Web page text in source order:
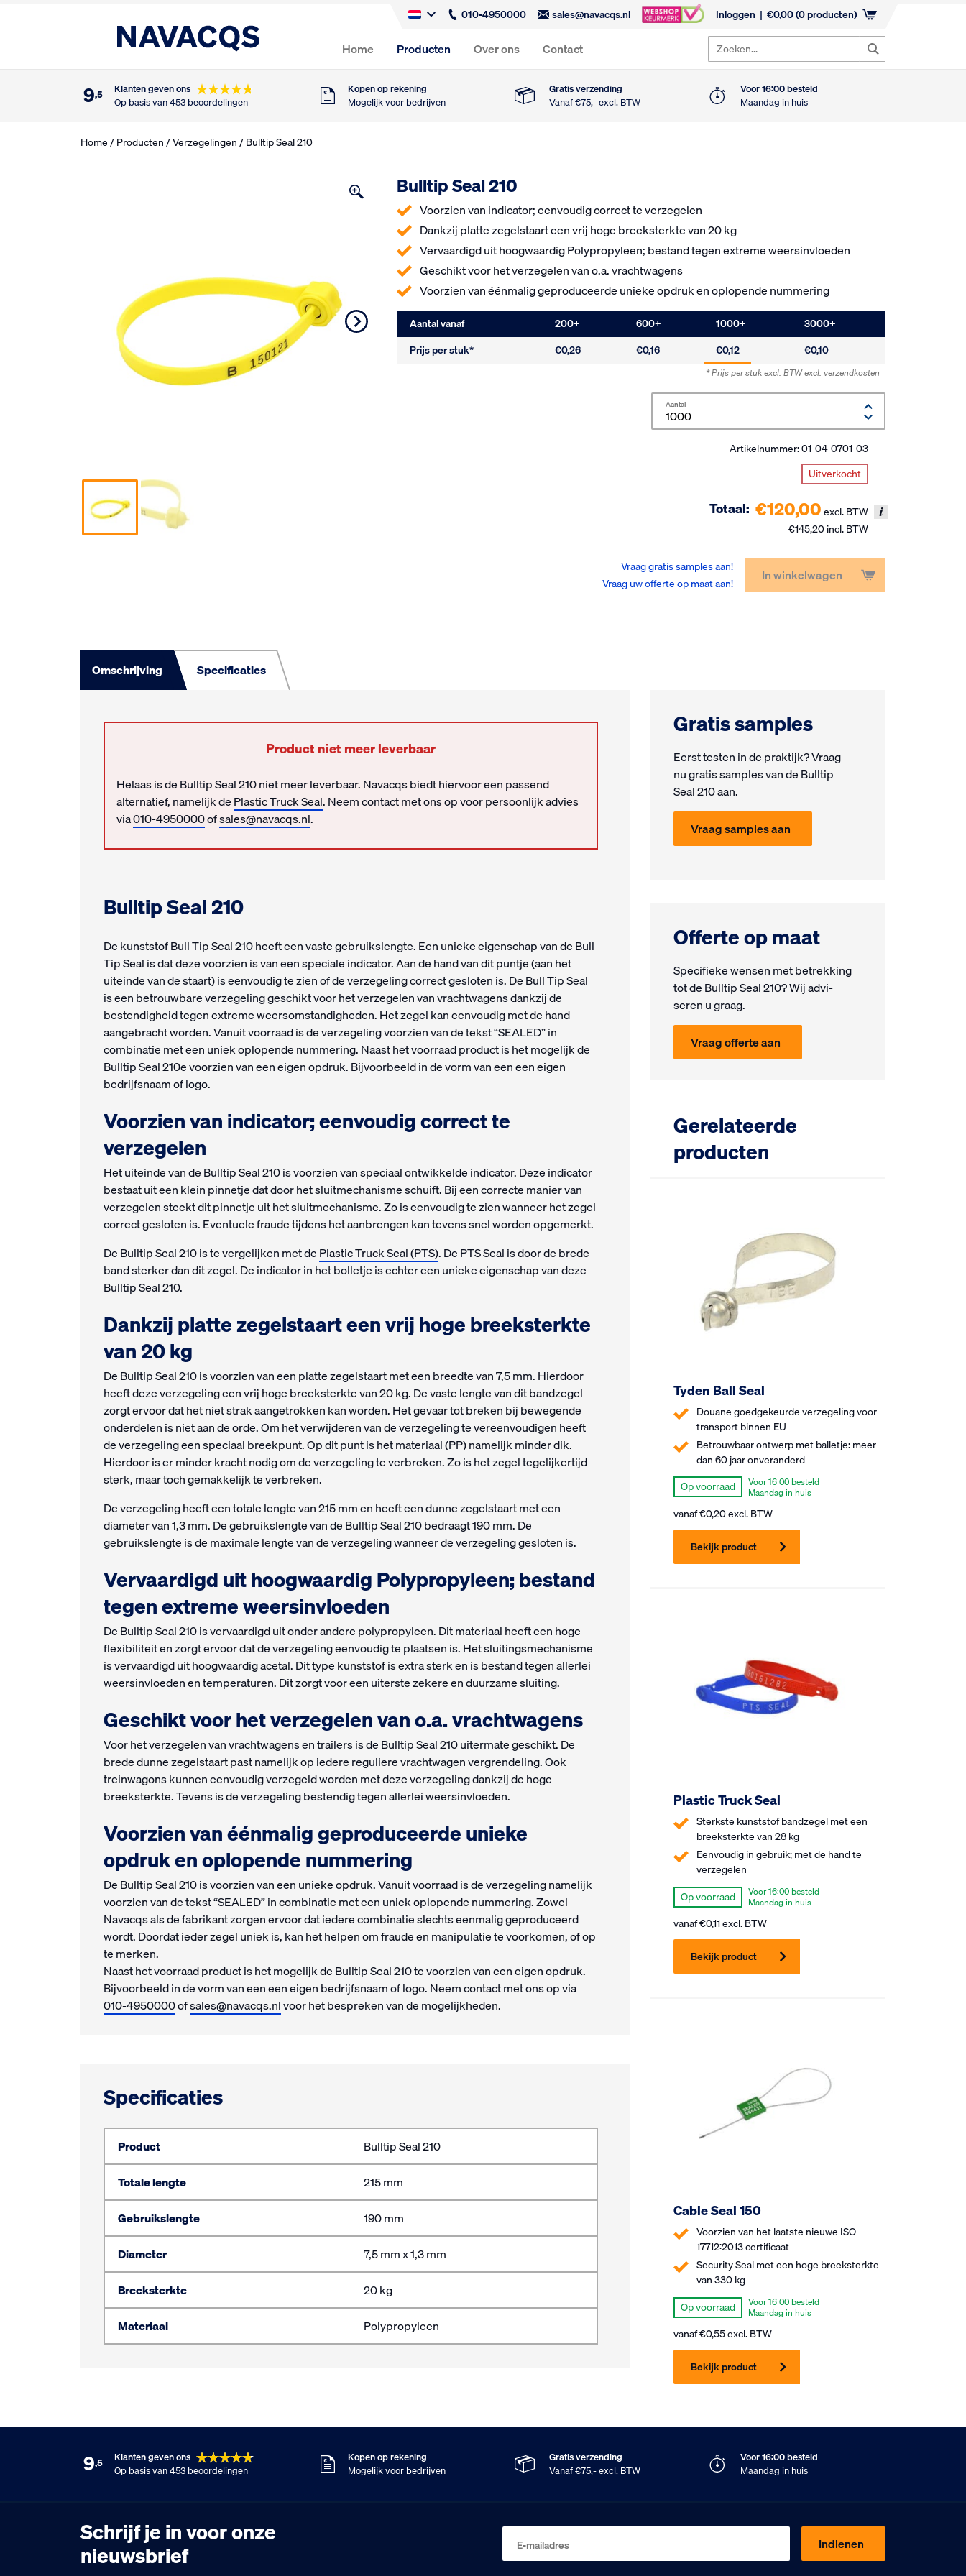
010-4950000 sales@navacqs.nl Inloggen €0,00(0 producten)
Home Producten Over ons Contact Zoeken...
9,5
Klanten geven ons
Op basis van 453 beoordelingen
Kopen op rekening
Mogelijk voor bedrijven
Gratis verzending
Vanaf €75,- excl. BTW
Voor 16:00 besteld
Maandag in huis
Home/Producten/Verzegelingen/ Bulltip Seal 210
Bulltip Seal 210
Voorzien van indicator; eenvoudig correct te verzegelen
Dankzij platte zegelstaart een vrij hoge breeksterkte van 20 kg
Vervaardigd uit hoogwaardig Polypropyleen; bestand tegen extreme weersinvloeden
Geschikt voor het verzegelen van o.a. vrachtwagens
Voorzien van éénmalig geproduceerde unieke opdruk en oplopende nummering
Aantal vanaf 200+ 600+ 1000+ 3000+
Prijs per stuk*
€0,26 €0,16 €0,12 €0,10
* Prijs per stuk excl. BTWexcl. verzendkosten
Aantal
Artikelnummer:01-04-0701-03
Uitverkocht
Totaal: €120,00excl. BTW
€145,20 incl. BTW
In winkelwagen
Vraag gratis samples aan!
Vraag uw offerte op maat aan!
Omschrijving Specificaties
Product niet meer leverbaar
Helaas is de Bulltip Seal 210 niet meer leverbaar. Navacqs biedt hiervoor een passend
alternatief, namelijk dePlastic Truck Seal. Neem contact met ons op voor persoonlijk advies
via010-4950000ofsales@navacqs.nl.
Bulltip Seal 210
De kunststof Bull Tip Seal 210 heeft een vaste gebruikslengte. Een unieke eigenschap van de Bull
Tip Seal is dat deze voorzien is van een speciale indicator. Aan de hand van dit puntje (aan het
uiteinde van de staart) is eenvoudig te zien of de verzegeling correct gesloten is. De Bull Tip Seal
is een betrouwbare verzegeling geschikt voor het verzegelen van vrachtwagens dankzij de
bestendigheid tegen extreme weersomstandigheden. Het zegel kan eenvoudig met de hand
aangebracht worden. Vanuit voorraad is de verzegeling voorzien van de tekst “SEALED” in
combinatie met een uniek oplopende nummering. Naast het voorraad product is het mogelijk de
Bulltip Seal 210e voorzien van een eigen opdruk. Bijvoorbeeld in de vorm van een een eigen
bedrijfsnaam of logo.
Voorzien van indicator; eenvoudig correct te
verzegelen
Het uiteinde van de Bulltip Seal 210 is voorzien van speciaal ontwikkelde indicator. Deze indicator
bestaat uit een klein pinnetje dat door het sluitmechanisme schuift. Bij een correcte manier van
verzegelen steekt dit pinnetje uit het sluitmechanisme. Zo is eenvoudig te zien wanneer het zegel
correct gesloten is. Eventuele fraude tijdens het aanbrengen kan tevens snel worden opgemerkt.
De Bulltip Seal 210 is te vergelijken met dePlastic Truck Seal (PTS). De PTS Seal is door de brede
band sterker dan dit zegel. De indicator in het bolletje is echter een unieke eigenschap van deze
Bulltip Seal 210.
Dankzij platte zegelstaart een vrij hoge breeksterkte
van 20 kg
De Bulltip Seal 210 is voorzien van een platte zegelstaart met een breedte van 7,5 mm. Hierdoor
heeft deze verzegeling een vrij hoge breeksterkte van 20 kg. De vaste lengte van dit bandzegel
zorgt ervoor dat het niet strak aangetrokken kan worden. Het gevaar tot breken bij bewegende
onderdelen is niet aan de orde. Om het verwijderen van de verzegeling te vereenvoudigen heeft
de verzegeling een speciaal breekpunt. Op dit punt is het materiaal (PP) namelijk minder dik.
Hierdoor is er minder kracht nodig om de verzegeling te verbreken. Zo is het zegel tegelijkertijd
sterk, maar toch gemakkelijk te verbreken.
De verzegeling heeft een totale lengte van 215 mm en heeft een dunne zegelstaart met een
diameter van 1,3 mm. De gebruikslengte van de Bulltip Seal 210 bedraagt 190 mm. De
gebruikslengte is de maximale lengte van de verzegeling wanneer de verzegeling gesloten is.
Vervaardigd uit hoogwaardig Polypropyleen; bestand
tegen extreme weersinvloeden
De Bulltip Seal 210 is vervaardigd uit onder andere polypropyleen. Dit materiaal heeft een hoge
flexibiliteit en zorgt ervoor dat de verzegeling eenvoudig te plaatsen is. Het sluitingsmechanisme
is vervaardigd uit hoogwaardig acetal. Dit type kunststof is extra sterk en is bestand tegen allerlei
weersinvloeden en temperaturen. Dit zorgt voor een uiterste zekere en duurzame sluiting.
Geschikt voor het verzegelen van o.a. vrachtwagens
Voor het verzegelen van vrachtwagens en trailers is de Bulltip Seal 210 uitermate geschikt. De
brede dunne zegelstaart past namelijk op iedere reguliere vrachtwagen vergrendeling. Ook
treinwagons kunnen eenvoudig verzegeld worden met deze verzegeling dankzij de hoge
breeksterkte. Tevens is de verzegeling bestendig tegen allerlei weersinvloeden.
Voorzien van éénmalig geproduceerde unieke
opdruk en oplopende nummering
De Bulltip Seal 210 is voorzien van een unieke opdruk. Vanuit voorraad is de verzegeling namelijk
voorzien van de tekst “SEALED” in combinatie met een uniek oplopende nummering. Zowel
Navacqs als de fabrikant zorgen ervoor dat iedere combinatie slechts eenmalig geproduceerd
wordt. Doordat ieder zegel uniek is, kan het helpen om fraude en manipulatie te voorkomen, of op
te merken.
Naast het voorraad product is het mogelijk de Bulltip Seal 210 te voorzien van een eigen opdruk.
Bijvoorbeeld in de vorm van een een eigen bedrijfsnaam of logo. Neem contact met ons op via
010-4950000ofsales@navacqs.nlvoor het bespreken van de mogelijkheden.
Specificaties
Product
Bulltip Seal 210
Totale lengte
215 mm
Gebruikslengte
190 mm
Diameter
7,5 mm x 1,3 mm
Breeksterkte
20 kg
Materiaal
Polypropyleen
Gratis samples
Eerst testen in de prak­tijk? Vraag
nu gra­tis samples van de Bulltip
Seal 210 aan.
Vraag samples aan
Offerte op maat
Specifieke wensen met be­trek­king
tot de Bulltip Seal 210? Wij ad­vi­
seren u graag.
Vraag offerte aan
Gerelateerde
producten
Tyden Ball Seal
Douane goedgekeurde verzegeling voor
transport binnen EU
Betrouwbaar ontwerp met balletje: meer
dan 60 jaar onveranderd
Op voorraad
Voor 16:00 besteld
Maandag in huis
vanaf€0,20excl. BTW
Bekijk product
Plastic Truck Seal
Sterkste kunststof bandzegel met een
breeksterkte van 28 kg
Eenvoudig in gebruik; met de hand te
verzegelen
Op voorraad
Voor 16:00 besteld
Maandag in huis
vanaf€0,11excl. BTW
Bekijk product
Cable Seal 150
Voorzien van het laatste nieuwe ISO
17712:2013 certificaat
Security Seal met een hoge breeksterkte
van 330 kg
Op voorraad
Voor 16:00 besteld
Maandag in huis
vanaf€0,55excl. BTW
Bekijk product
9,5
Klanten geven ons
Op basis van 453 beoordelingen
Kopen op rekening
Mogelijk voor bedrijven
Gratis verzending
Vanaf €75,- excl. BTW
Voor 16:00 besteld
Maandag in huis
Schrijf je in voor onze
nieuwsbrief E-mailadres Indienen